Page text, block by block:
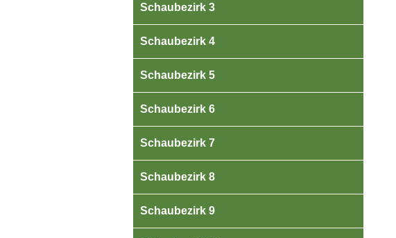
Schaubezirk 3
Schaubezirk 4
Schaubezirk 5
Schaubezirk 6
Schaubezirk 7
Schaubezirk 8
Schaubezirk 9